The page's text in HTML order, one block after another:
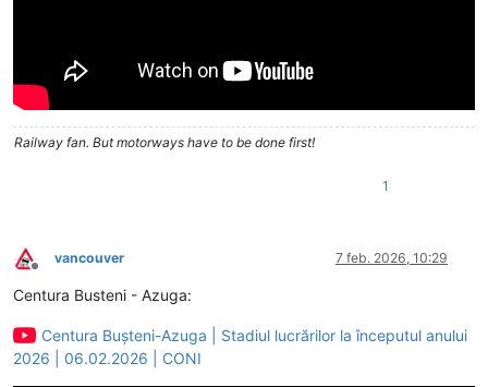
Railway fan. But motorways have to be done first!
1
Deconectat
vancouver 7 feb. 2026, 10:29
Centura Busteni - Azuga:
Centura Bușteni-Azuga | Stadiul lucrărilor la începutul anului
2026 | 06.02.2026 | CONI